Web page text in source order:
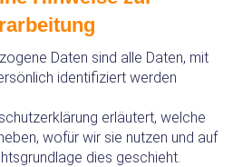
Daten sind alle Daten, mit
identifiziert werden
erläutert, welche
wofür wir sie nutzen und auf
dies geschieht.